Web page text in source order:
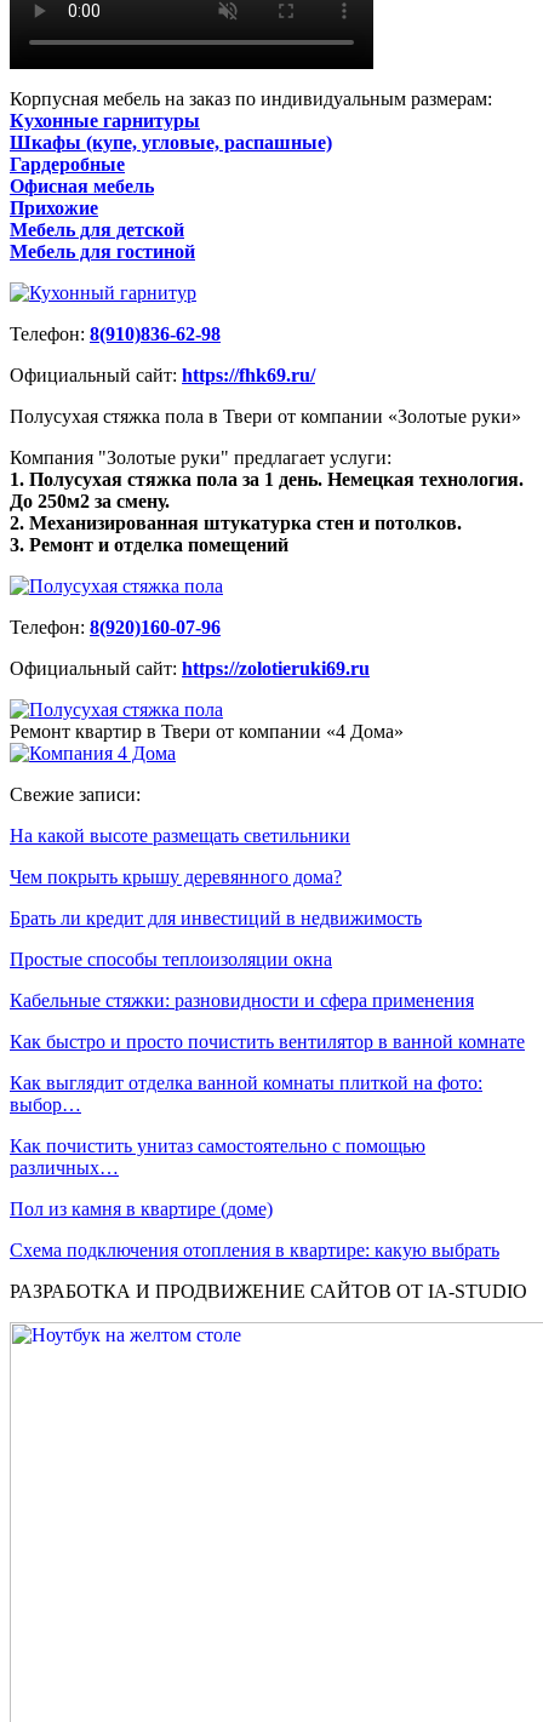
Корпусная мебель на заказ по индивидуальным размерам:
Кухонные гарнитуры
Шкафы (купе, угловые, распашные)
Гардеробные
Офисная мебель
Прихожие
Мебель для детской
Мебель для гостиной
Телефон: 8(910)836-62-98
Официальный сайт: https://fhk69.ru/
Полусухая стяжка пола в Твери от компании «Золотые руки»
Компания "Золотые руки" предлагает услуги:
1. Полусухая стяжка пола за 1 день. Немецкая технология.
До 250м2 за смену.
2. Механизированная штукатурка стен и потолков.
3. Ремонт и отделка помещений
Телефон: 8(920)160-07-96
Официальный сайт: https://zolotieruki69.ru
Ремонт квартир в Твери от компании «4 Дома»
Свежие записи:
На какой высоте размещать светильники
Чем покрыть крышу деревянного дома?
Брать ли кредит для инвестиций в недвижимость
Простые способы теплоизоляции окна
Кабельные стяжки: разновидности и сфера применения
Как быстро и просто почистить вентилятор в ванной комнате
Как выглядит отделка ванной комнаты плиткой на фото:
выбор…
Как почистить унитаз самостоятельно с помощью
различных…
Пол из камня в квартире (доме)
Схема подключения отопления в квартире: какую выбрать
РАЗРАБОТКА И ПРОДВИЖЕНИЕ САЙТОВ ОТ IA-STUDIO